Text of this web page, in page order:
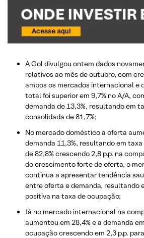
A Gol divulgou ontem dados
relativos ao mês de outubro, com
ambos os mercados internacional e
total foi superior em 9,7% no A/A,
demanda de 13,3%, resultando em
consolidada de 81,7%;
No mercado doméstico a oferta
demanda 11,3%, resultando em
de 82,8% crescendo 2,8 p.p. na
do crescimento forte de oferta, o
continua a apresentar tendência
entre oferta e demanda, resultando
positiva na taxa de ocupação;
Já no mercado internacional na
aumentou em 28,4% e a demanda
ocupação crescendo em 2,3 p.p.